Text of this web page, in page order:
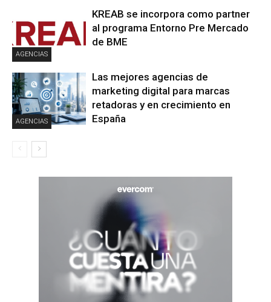
AGENCIAS
KREAB se incorpora como partner
al programa Entorno Pre Mercado
de BME
AGENCIAS
Las mejores agencias de
marketing digital para marcas
retadoras y en crecimiento en
España